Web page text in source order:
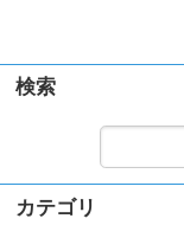
検索
カテゴリ